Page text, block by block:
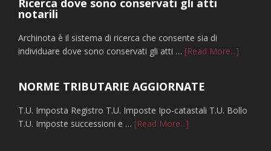
Ricerca dove sono conservati gli atti
notarili
Archinota è il sistema di ricerca che consente sia di
individuare dove sono conservati gli atti … [Read More...]
atti
NORME TRIBUTARIE AGGIORNATE
T.U. Imposta Registro T.U. Imposte Ipo-catastali T.U. Bollo
T.U. Imposte successioni e … [Read More...]